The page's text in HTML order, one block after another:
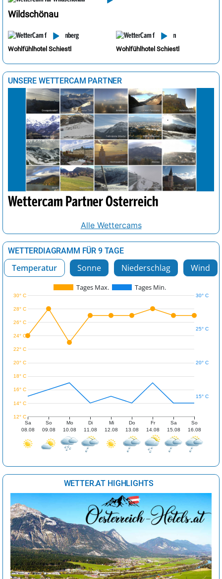
Wildschönau
Wohlfühlhotel Schiestl Wohlfühlhotel Schiestl
UNSERE WETTERCAM PARTNER
Wettercam Partner Österreich
Alle Wettercams
WETTERDIAGRAMM FÜR 9 TAGE
Temperatur Sonne Niederschlag Wind
Tages Max. Tages Min.
Sa
08.08
So
09.08
Mo
10.08
Di
11.08
Mi
12.08
Do
13.08
Fr
14.08
Sa
15.08
So
16.08
12° C
14° C
16° C
18° C
20° C
22° C
24° C
26° C
28° C
30° C
15° C
20° C
25° C
30° C
WETTER.AT HIGHLIGHTS